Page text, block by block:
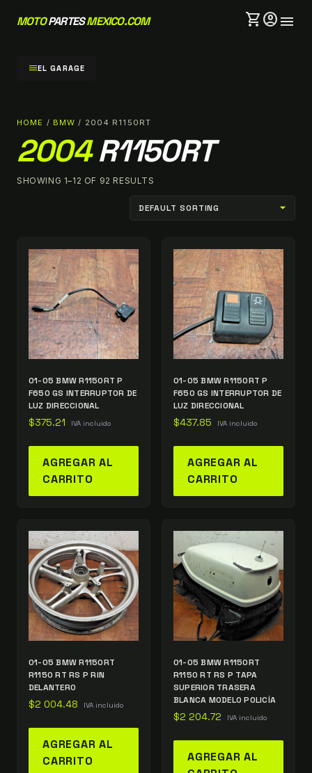
MOTOPARTESMEXICO.COM shopping_cartaccount_circlemenu
menuEL GARAGE
HOME / BMW / 2004 R1150RT
2004 R1150RT
SHOWING 1–12 OF 92 RESULTS
01-05 BMW R1150RT P
F650 GS INTERRUPTOR DE
LUZ DIRECCIONAL
$375.21 IVA incluido
AGREGAR AL
CARRITO
01-05 BMW R1150RT P
F650 GS INTERRUPTOR DE
LUZ DIRECCIONAL
$437.85 IVA incluido
AGREGAR AL
CARRITO
01-05 BMW R1150RT
R1150 RT RS P RIN
DELANTERO
$2 004.48 IVA incluido
AGREGAR AL
CARRITO
01-05 BMW R1150RT
R1150 RT RS P TAPA
SUPERIOR TRASERA
BLANCA MODELO POLICÍA
$2 204.72 IVA incluido
AGREGAR AL